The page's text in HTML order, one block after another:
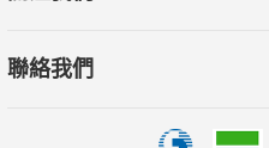
聯絡我們